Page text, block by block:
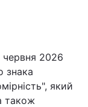
червня 2026
знака
який
також